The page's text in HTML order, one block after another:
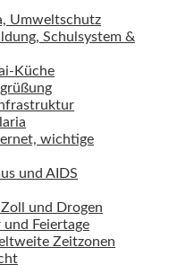
Umweltschutz
Schulsystem &
Küche
wichtige
und AIDS
und Drogen
Feiertage
Zeitzonen